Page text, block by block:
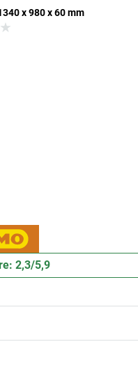
x 980 x 60 mm
2,3/5,9